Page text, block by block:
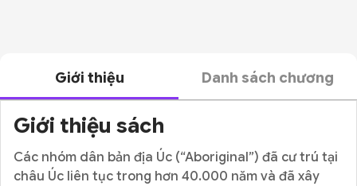
Giới thiệu Danh sách chương
Giới thiệu sách
Các nhóm dân bản địa Úc (“Aboriginal”) đã cư trú tại
châu Úc liên tục trong hơn 40.000 năm và đã xây